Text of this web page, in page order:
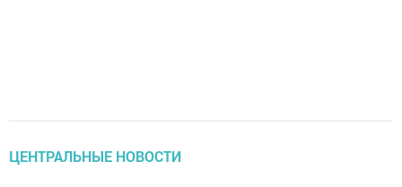
ЦЕНТРАЛЬНЫЕ НОВОСТИ